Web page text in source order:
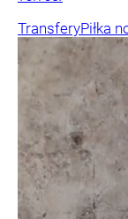
TransferyPiłka